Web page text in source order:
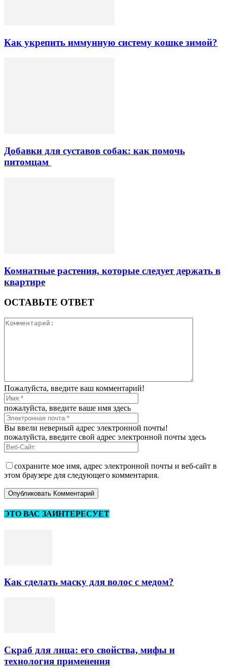
Как укрепить иммунную систему кошке зимой?
Добавки для суставов собак: как помочь
питомцам
Комнатные растения, которые следует держать в
квартире
ОСТАВЬТЕ ОТВЕТ
Пожалуйста, введите ваш комментарий!
пожалуйста, введите ваше имя здесь
Вы ввели неверный адрес электронной почты!
пожалуйста, введите свой адрес электронной почты здесь
сохраните мое имя, адрес электронной почты и веб-сайт в
этом браузере для следующего комментария.
ЭТО ВАС ЗАИНТЕРЕСУЕТ
Как сделать маску для волос с медом?
Скраб для лица: его свойства, мифы и
технология применения